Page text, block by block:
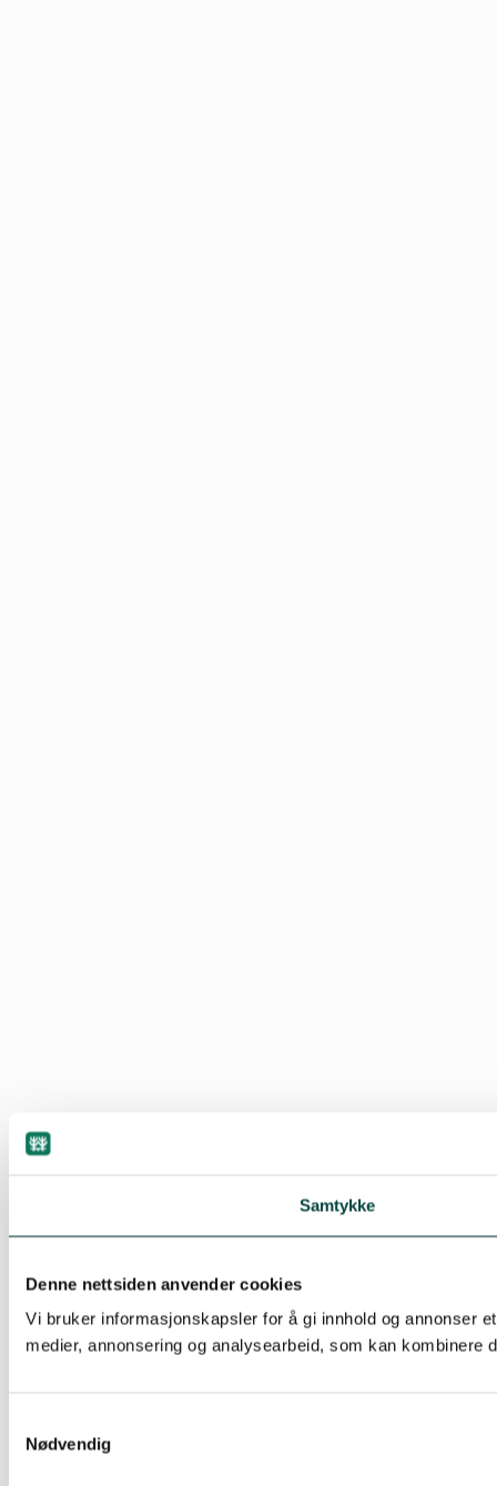
Samtykke
Denne nettsiden anvender cookies
Vi bruker informasjonskapsler for å gi innhold og annonser
medier, annonsering og analysearbeid, som kan
Nødvendig